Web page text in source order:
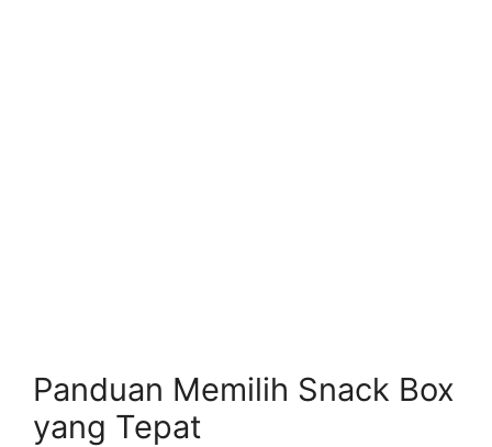
Panduan Memilih Snack Box
yang Tepat